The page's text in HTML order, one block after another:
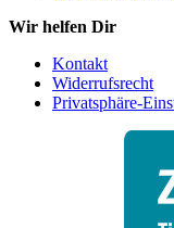
Wir helfen Dir
Kontakt
Widerrufsrecht
Privatsphäre-